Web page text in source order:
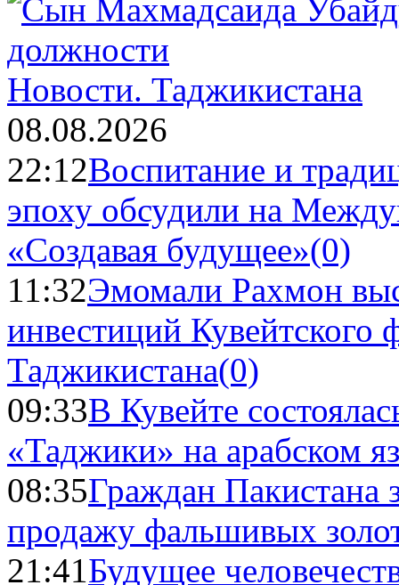
Новости. Таджикистана
08.08.2026
22:12Воспитание и
эпоху обсудили на
«Создавая будущее»(0)
11:32Эмомали Рахмон
инвестиций Кувейтского
Таджикистана(0)
09:33В Кувейте
«Таджики» на арабском
08:35Граждан Пакистана
продажу фальшивых
21:41Будущее